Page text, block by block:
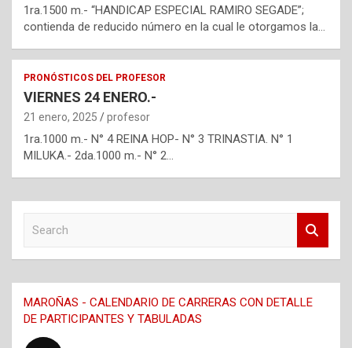
1ra.1500 m.- “HANDICAP ESPECIAL RAMIRO SEGADE”;
contienda de reducido número en la cual le otorgamos la…
PRONÓSTICOS DEL PROFESOR
VIERNES 24 ENERO.-
21 enero, 2025 profesor
1ra.1000 m.- N° 4 REINA HOP- N° 3 TRINASTIA. N° 1
MILUKA.- 2da.1000 m.- N° 2…
c
h
MAROÑAS - CALENDARIO DE CARRERAS CON DETALLE
DE PARTICIPANTES Y TABULADAS